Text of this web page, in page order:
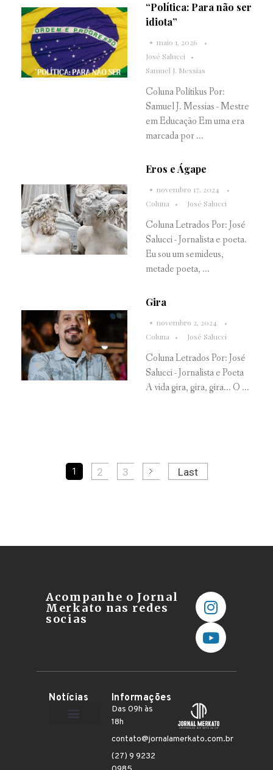
“Política: Para não ser
idiota”
maio 1, 2026
José Salucci
Samuel J. Messias
Coluna Polítikus Por:
Samuel J. Messias - Mestre
em Educação Em uma era
marcada por ...
Eros e Ágape
novembro 17, 2024
Coluna
José Salucci
Coluna Letrados Por: José
Salucci - Jornalista e poeta.
Eu sou um semideus,
metade poeta, ...
Gira
novembro 2, 2024
Coluna
José Salucci
Coluna Letrados Por: José
Salucci - Jornalista e Poeta
A vida gira, gira, gira... O ...
1 2 3 Last
Acompanhe o Jornal
Merkato nas redes
socias
Notícias Informações
Das 09h às
18h
contato@jornalamerkato.com.br
(27) 9 9232